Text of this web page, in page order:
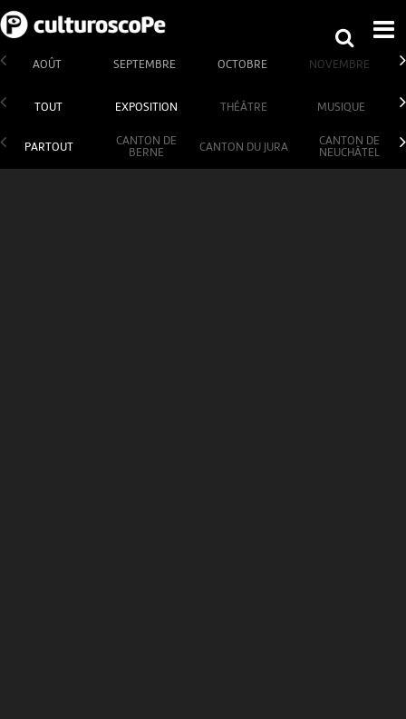
AOÛT SEPTEMBRE OCTOBRE NOVEMBRE
TOUT EXPOSITION THÉÂTRE MUSIQUE
PARTOUT
CANTON DE
BERNE
CANTON DU JURA
CANTON DE
NEUCHÂTEL